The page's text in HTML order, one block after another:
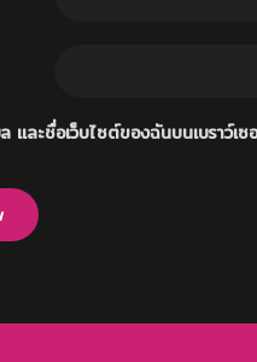
และชื่อเว็บไซต์ของฉันบนเบราว์เ